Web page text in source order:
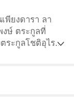
พียงดารา ลา
ษ์ ตระกูลที่
ระกูลโชติอุไร
พรพระจันทร์
ระจันทร์ใส่ร้าย